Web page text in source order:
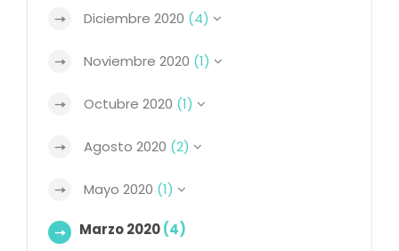
Diciembre 2020 (4)
Noviembre 2020 (1)
Octubre 2020 (1)
Agosto 2020 (2)
Mayo 2020 (1)
Marzo 2020(4)